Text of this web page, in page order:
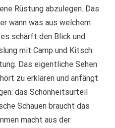
Rüstung abzulegen. Das
wann was aus welchem
schärft den Blick und
mit Camp und Kitsch.
Das eigentliche Sehen
zu erklären und anfängt
das Schönheitsurteil
Schauen braucht das
macht aus der